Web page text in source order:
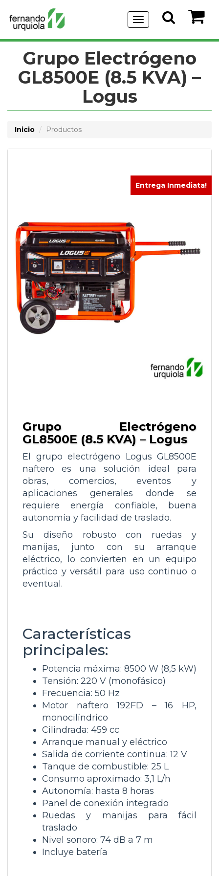
Menu
de
Navegación
Grupo Electrógeno
GL8500E (8.5 KVA) –
Logus
Inicio Productos
Entrega Inmediata!
Grupo Electrógeno
GL8500E (8.5 KVA) – Logus
El grupo electrógeno Logus GL8500E
naftero es una solución ideal para
obras, comercios, eventos y
aplicaciones generales donde se
requiere energía confiable, buena
autonomía y facilidad de traslado.
Su diseño robusto con ruedas y
manijas, junto con su arranque
eléctrico, lo convierten en un equipo
práctico y versátil para uso continuo o
eventual.
Características
principales:
Potencia máxima: 8500 W (8,5 kW)
Tensión: 220 V (monofásico)
Frecuencia: 50 Hz
Motor naftero192FD – 16 HP,
monocilíndrico
Cilindrada: 459 cc
Arranque manual y eléctrico
Salida de corriente continua:12 V
Tanque de combustible: 25 L
Consumo aproximado: 3,1 L/h
Autonomía: hasta 8 horas
Panel de conexión integrado
Ruedas y manijas para fácil
traslado
Nivel sonoro: 74 dB a 7 m
Incluye batería